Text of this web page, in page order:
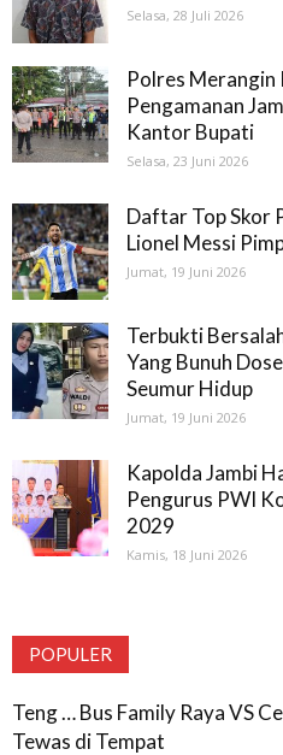
Selasa, 28 Juli 2026
Polres Merangin
Pengamanan
Kantor Bupati
Selasa, 23 Juni 2026
Daftar Top Skor
Lionel Messi
Jumat, 19 Juni 2026
Terbukti
Yang Bunuh
Seumur Hidup
Jumat, 19 Juni 2026
Kapolda Jambi
Pengurus PWI
2029
Kamis, 18 Juni 2026
POPULER
Teng … Bus Family Raya VS
Tewas di Tempat